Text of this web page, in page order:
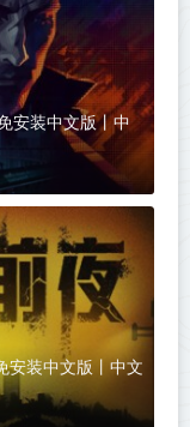
安装中文版丨中
装中文版丨中文